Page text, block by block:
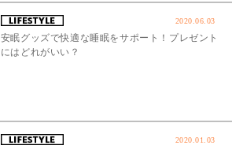
2020.06.03
安眠グッズで快適な睡眠をサポート！プレゼント
にはどれがいい？
2020.01.03